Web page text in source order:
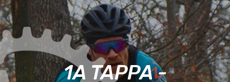
1A TAPPA -